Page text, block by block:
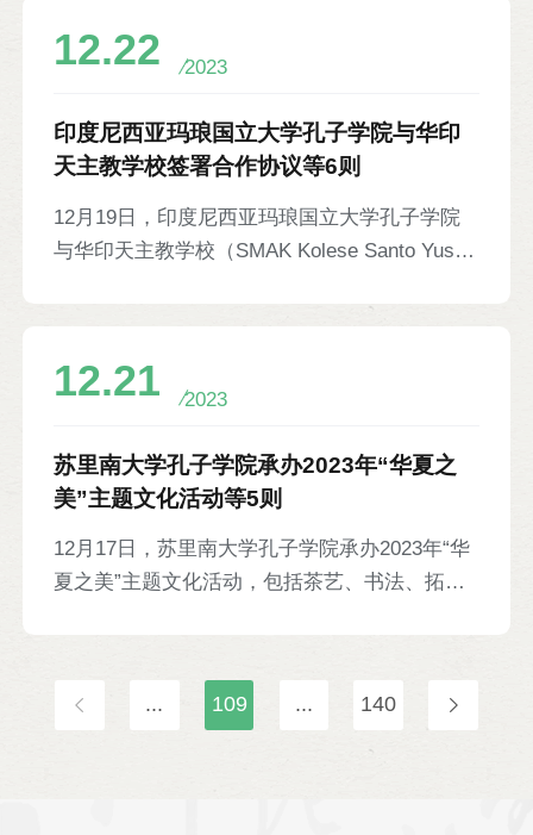
文教师等百余人参加。
孔子学院执行协议》。中国驻加纳大使馆经济商
西斯·奥珀库（Francis Yaw Opoku）、加纳阿散
蒂省省长西蒙·奥塞-门萨（Simon Osei-
公司总经理李国强、加纳华侨华人社团联合总会
会长唐宏、恩克鲁玛科技大学校长丽塔·阿科苏
12.22 2023
印度尼西亚玛琅国立大学孔子学院与华印
天主教学校签署合作协议等6则
12月19日，印度尼西亚玛琅国立大学孔子学院
与华印天主教学校（SMAK Kolese Santo Yusup
12.21 2023
苏里南大学孔子学院承办2023年“华夏之
美”主题文化活动等5则
12月17日，苏里南大学孔子学院承办2023年“华
夏之美”主题文化活动，包括茶艺、书法、拓
塔，苏里南大学校长费内西恩、孔院苏方院长雪
莉，中国驻苏里南大使韩镜，孔院中方院长陈爱
... 109 ... 140